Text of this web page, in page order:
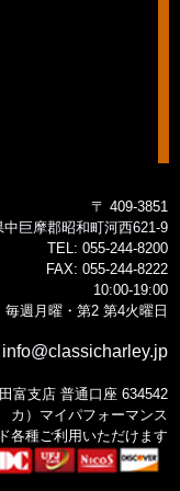
〒 409-3851
中巨摩郡昭和町河西621-9
TEL: 055-244-8200
FAX: 055-244-8222
10:00-19:00
毎週月曜・第2 第4火曜日
info@classicharley.jp
富支店 普通口座 634542
カ）マイパフォーマンス
各種ご利用いただけます